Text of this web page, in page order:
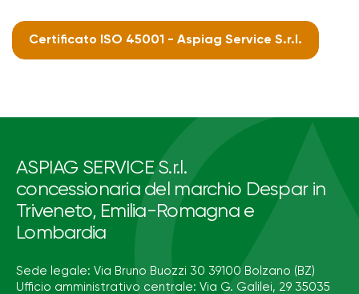
Certificato ISO 45001 - Aspiag Service S.r.l.
ASPIAG SERVICE S.r.l.
concessionaria del marchio Despar in
Triveneto, Emilia-Romagna e
Lombardia
Sede legale: Via Bruno Buozzi 30 39100 Bolzano (BZ)
Ufficio amministrativo centrale: Via G. Galilei, 29 35035